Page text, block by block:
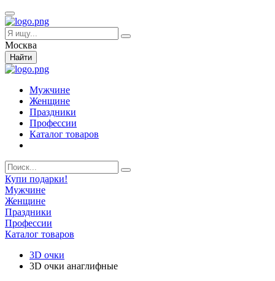
Москва
Найти
Мужчине
Женщине
Праздники
Профессии
Каталог товаров
Купи подарки!
Мужчине
Женщине
Праздники
Профессии
Каталог товаров
3D очки
3D очки анаглифные